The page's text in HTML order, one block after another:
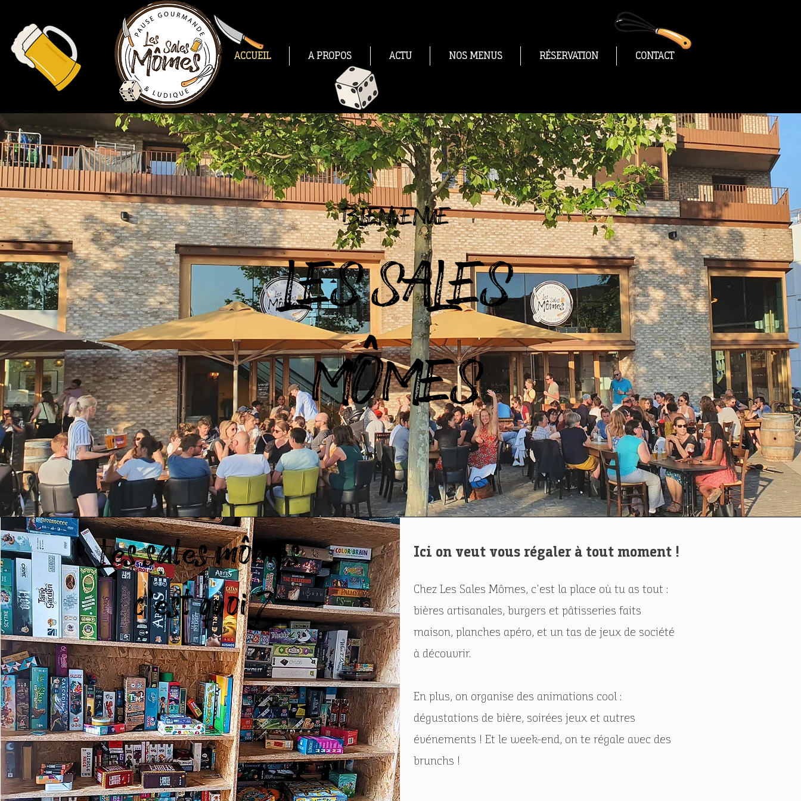
ACCUEIL A PROPOS ACTU NOS MENUS RÉSERVATION CONTACT
BIENVENUE
LES SALES
MÔMES
Pause Gourmande & Ludique
Les sales mômes
c'est quoi ?
Ici on veut vous régaler à tout moment !
Chez Les Sales Mômes, c'est la place où tu as tout :
bières artisanales, burgers et pâtisseries faits
maison, planches apéro, et un tas de jeux de société
à découvrir.
En plus, on organise des animations cool :
dégustations de bière, soirées jeux et autres
événements ! Et le week-end, on te régale avec des
brunchs !